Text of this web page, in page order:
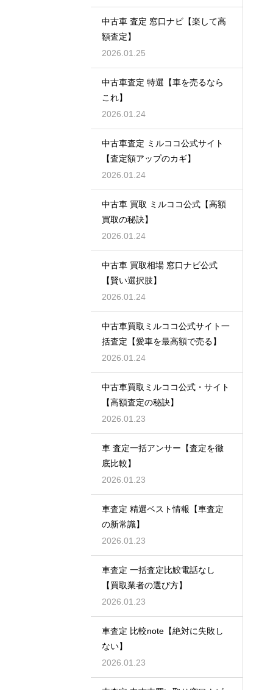
中古車 査定 窓口ナビ【楽して高
額査定】
2026.01.25
中古車査定 特選【車を売るなら
これ】
2026.01.24
中古車査定 ミルココ公式サイト
【査定額アップのカギ】
2026.01.24
中古車 買取 ミルココ公式【高額
買取の秘訣】
2026.01.24
中古車 買取相場 窓口ナビ公式
【賢い選択肢】
2026.01.24
中古車買取ミルココ公式サイト一
括査定【愛車を最高額で売る】
2026.01.24
中古車買取ミルココ公式・サイト
【高額査定の秘訣】
2026.01.23
車 査定一括アンサー【査定を徹
底比較】
2026.01.23
車査定 精選ベスト情報【車査定
の新常識】
2026.01.23
車査定 一括査定比鮫電話なし
【買取業者の選び方】
2026.01.23
車査定 比較note【絶対に失敗し
ない】
2026.01.23